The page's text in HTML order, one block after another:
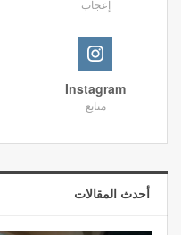
إعجاب
Instagram
متابع
أحدث المقالات